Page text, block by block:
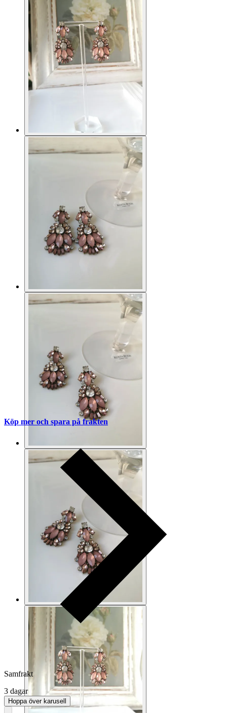
Köp mer och spara på frakten
Samfrakt
3 dagar
Hoppa över karusell